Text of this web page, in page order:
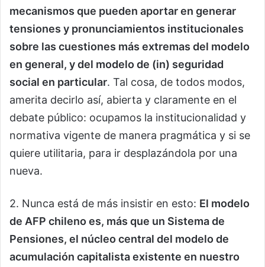
mecanismos que pueden aportar en generar
tensiones y pronunciamientos institucionales
sobre las cuestiones más extremas del modelo
en general, y del modelo de (in) seguridad
social en particular. Tal cosa, de todos modos,
amerita decirlo así, abierta y claramente en el
debate público: ocupamos la institucionalidad y
normativa vigente de manera pragmática y si se
quiere utilitaria, para ir desplazándola por una
nueva.
2. Nunca está de más insistir en esto: El modelo
de AFP chileno es, más que un Sistema de
Pensiones, el núcleo central del modelo de
acumulación capitalista existente en nuestro